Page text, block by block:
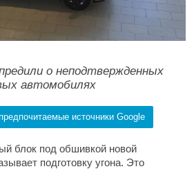
о неподтвержденных
автомобилях
источники Google
блок под обшивкой новой
подготовку угона. Это